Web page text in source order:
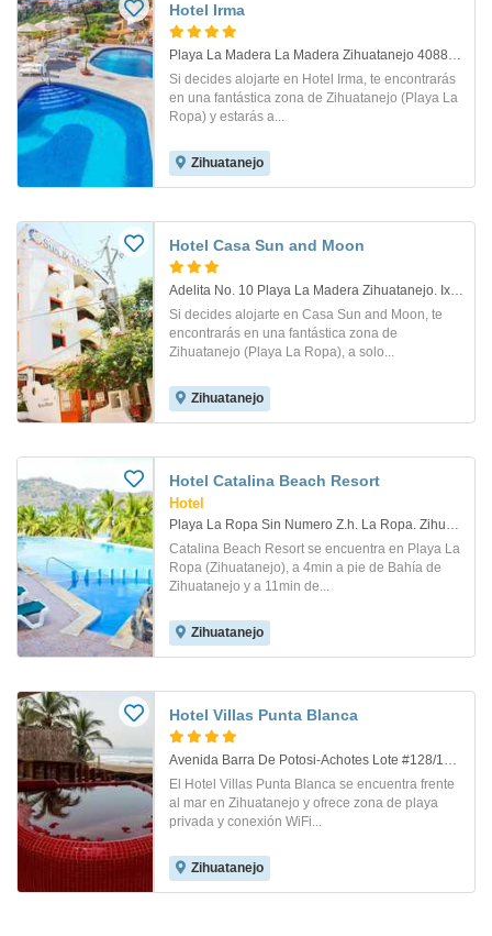
Hotel Irma
Playa La Madera La Madera Zihuatanejo 40880 Mx. Ixtapa-Zihuatanejo
Si decides alojarte en Hotel Irma, te encontrarás
en una fantástica zona de Zihuatanejo (Playa La
Ropa) y estarás a...
Zihuatanejo
Hotel Casa Sun and Moon
Adelita No. 10 Playa La Madera Zihuatanejo. Ixtapa-Zihuatanejo
Si decides alojarte en Casa Sun and Moon, te
encontrarás en una fantástica zona de
Zihuatanejo (Playa La Ropa), a solo...
Zihuatanejo
Hotel Catalina Beach Resort
Hotel
Playa La Ropa Sin Numero Z.h. La Ropa. Zihuatanejo
Catalina Beach Resort se encuentra en Playa La
Ropa (Zihuatanejo), a 4min a pie de Bahía de
Zihuatanejo y a 11min de...
Zihuatanejo
Hotel Villas Punta Blanca
Avenida Barra De Potosi-Achotes Lote #128/129, Playa Blanca. Zihuatanejo
El Hotel Villas Punta Blanca se encuentra frente
al mar en Zihuatanejo y ofrece zona de playa
privada y conexión WiFi...
Zihuatanejo